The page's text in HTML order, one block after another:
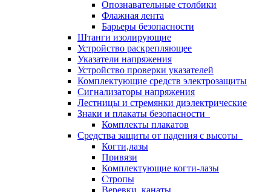
Опознавательные столбики
Флажная лента
Барьеры безопасности
Штанги изолирующие
Устройство раскрепляющее
Указатели напряжения
Устройство проверки указателей
Комплектующие средств электрозащиты
Сигнализаторы напряжения
Лестницы и стремянки диэлектрические
Знаки и плакаты безопасности
Комплекты плакатов
Средства защиты от падения с высоты
Когти,лазы
Привязи
Комплектующие когти-лазы
Стропы
Веревки, канаты